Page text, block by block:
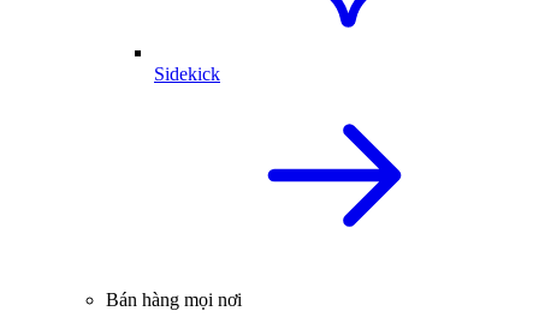
Sidekick
Bán hàng mọi nơi